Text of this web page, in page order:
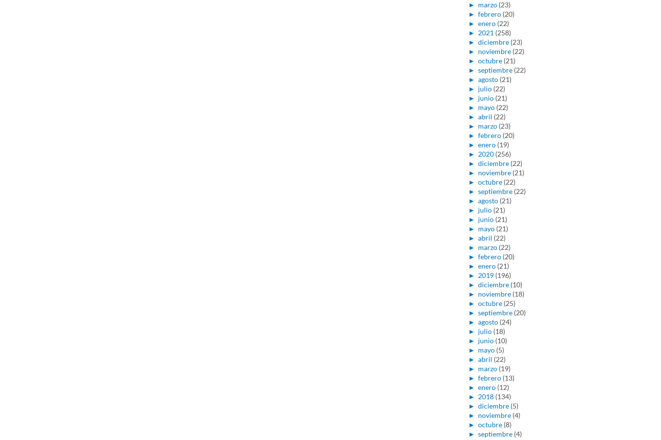
► marzo (23)
► febrero (20)
► enero (22)
► 2021 (258)
► diciembre (23)
► noviembre (22)
► octubre (21)
► septiembre (22)
► agosto (21)
► julio (22)
► junio (21)
► mayo (22)
► abril (22)
► marzo (23)
► febrero (20)
► enero (19)
► 2020 (256)
► diciembre (22)
► noviembre (21)
► octubre (22)
► septiembre (22)
► agosto (21)
► julio (21)
► junio (21)
► mayo (21)
► abril (22)
► marzo (22)
► febrero (20)
► enero (21)
► 2019 (196)
► diciembre (10)
► noviembre (18)
► octubre (25)
► septiembre (20)
► agosto (24)
► julio (18)
► junio (10)
► mayo (5)
► abril (22)
► marzo (19)
► febrero (13)
► enero (12)
► 2018 (134)
► diciembre (5)
► noviembre (4)
► octubre (8)
► septiembre (4)